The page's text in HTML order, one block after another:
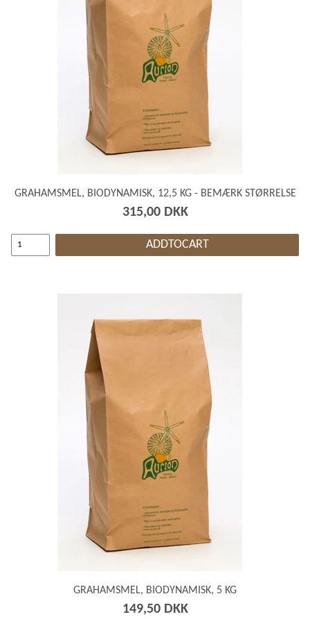
GRAHAMSMEL, BIODYNAMISK, 12,5 KG - BEMÆRK STØRRELSE
315,00 DKK
ADDTOCART
GRAHAMSMEL, BIODYNAMISK, 5 KG
149,50 DKK